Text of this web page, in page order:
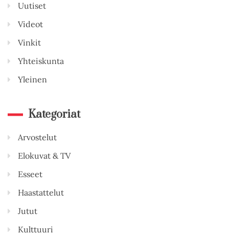
Uutiset
Videot
Vinkit
Yhteiskunta
Yleinen
Kategoriat
Arvostelut
Elokuvat & TV
Esseet
Haastattelut
Jutut
Kulttuuri